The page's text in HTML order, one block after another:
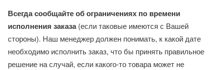
Всегда сообщайте об ограничениях по времени
исполнения заказа(если таковые имеются с Вашей
стороны). Наш менеджер должен понимать, к какой дате
необходимо исполнить заказ, что бы принять правильное
решение на случай, если какого-то товара может не